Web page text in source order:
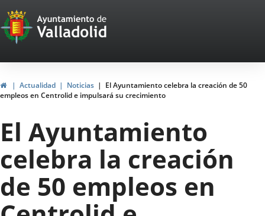
Portal
Web
del
Ayuntamiento
de
Valladolid
HomeActualidad Noticias
El Ayuntamiento celebra la creación de 50
empleos en Centrolid e impulsará su crecimiento
El Ayuntamiento
celebra la creación
de 50 empleos en